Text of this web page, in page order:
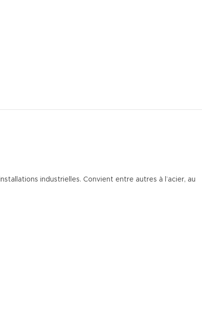
industrielles. Convient entre autres à l’acier, au